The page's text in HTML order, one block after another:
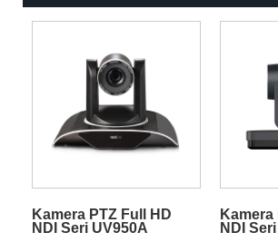
Kamera PTZ Full HD
NDI Seri UV950A
Kamera
NDI